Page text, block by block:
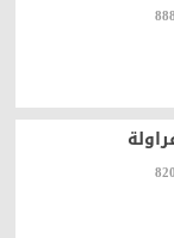
888
820